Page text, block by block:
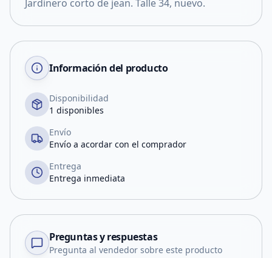
Jardinero corto de jean. Talle 34, nuevo.
Información del producto
Disponibilidad
1 disponibles
Envío
Envío a acordar con el comprador
Entrega
Entrega inmediata
Preguntas y respuestas
Pregunta al vendedor sobre este producto